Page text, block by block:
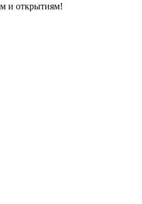
и открытиям!